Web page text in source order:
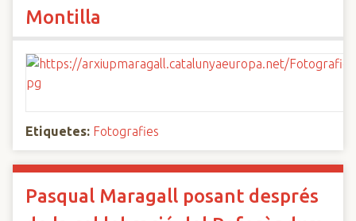
Montilla
Etiquetes: Fotografies
Pasqual Maragall posant després